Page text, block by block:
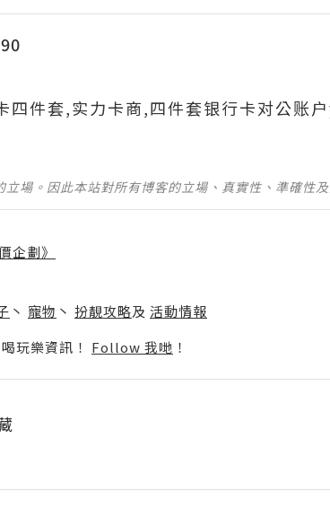
件套,实力卡商,四件套银行卡对公账
場。因此本站對所有博客的立場、真實性、準確性
企劃》
丶 寵物 丶 扮靚攻略及 活動情報
玩樂資訊！ Follow 我哋 ！